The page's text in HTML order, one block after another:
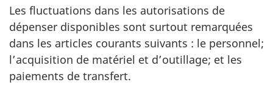
Les fluctuations dans les autorisations de
dépenser disponibles sont surtout remarquées
dans les articles courants suivants : le personnel;
l’acquisition de matériel et d’outillage; et les
paiements de transfert.